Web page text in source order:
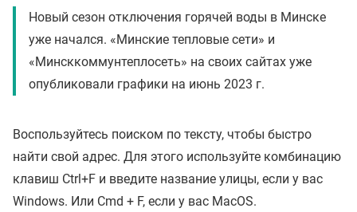
Новый сезон отключения горячей воды в Минске
уже начался. «Минские тепловые сети» и
«Минсккоммунтеплосеть» на своих сайтах уже
опубликовали графики на июнь 2023 г.
Воспользуйтесь поиском по тексту, чтобы быстро
найти свой адрес. Для этого используйте комбинацию
клавиш Ctrl+F и введите название улицы, если у вас
Windows. Или Cmd + F, если у вас MacOS.